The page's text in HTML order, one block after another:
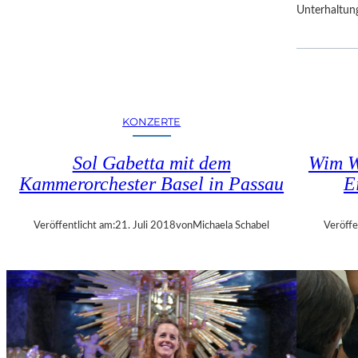
R
E
L
E
KONZERTE
Sol Gabetta mit dem
Kammerorchester Basel in Passau
Veröffentlicht am:21. Juli 2018vonMichaela Schabel
Wim